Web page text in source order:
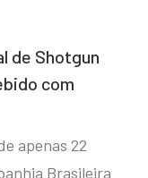
de Shotgun
com
apenas 22
Brasileira